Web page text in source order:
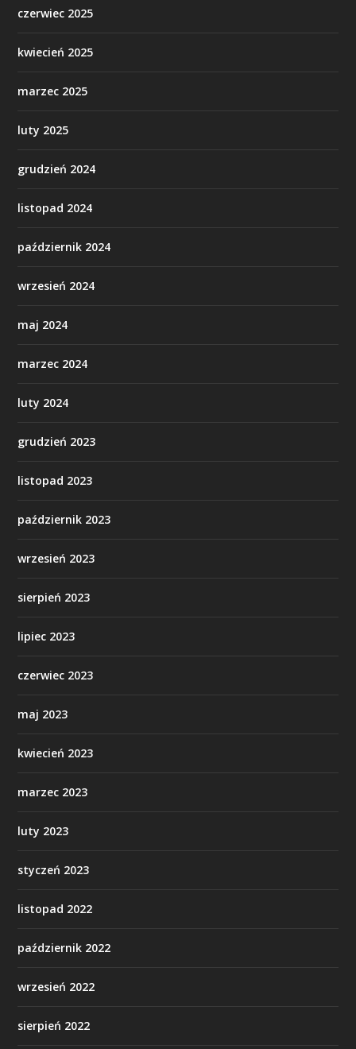
czerwiec 2025
kwiecień 2025
marzec 2025
luty 2025
grudzień 2024
listopad 2024
październik 2024
wrzesień 2024
maj 2024
marzec 2024
luty 2024
grudzień 2023
listopad 2023
październik 2023
wrzesień 2023
sierpień 2023
lipiec 2023
czerwiec 2023
maj 2023
kwiecień 2023
marzec 2023
luty 2023
styczeń 2023
listopad 2022
październik 2022
wrzesień 2022
sierpień 2022